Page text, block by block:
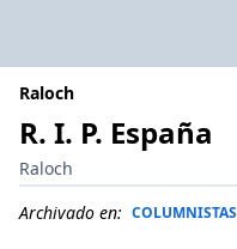
Raloch
R. I. P. España
Raloch
Archivado en: COLUMNISTAS